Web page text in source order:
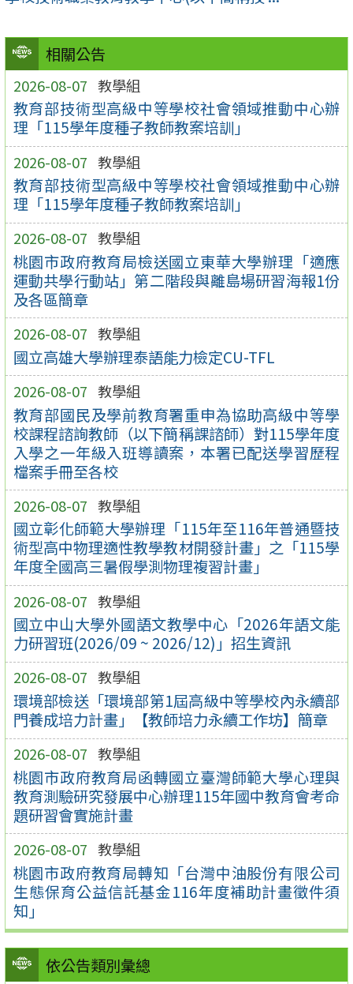
相關公告
2026-08-07 教學組
教育部技術型高級中等學校社會領域推動中心辦
理「115學年度種子教師教案培訓」
2026-08-07 教學組
教育部技術型高級中等學校社會領域推動中心辦
理「115學年度種子教師教案培訓」
2026-08-07 教學組
桃園市政府教育局檢送國立東華大學辦理「適應
運動共學行動站」第二階段與離島場研習海報1份
及各區簡章
2026-08-07 教學組
國立高雄大學辦理泰語能力檢定CU-TFL
2026-08-07 教學組
教育部國民及學前教育署重申為協助高級中等學
校課程諮詢教師（以下簡稱課諮師）對115學年度
入學之一年級入班導讀案，本署已配送學習歷程
檔案手冊至各校
2026-08-07 教學組
國立彰化師範大學辦理「115年至116年普通暨技
術型高中物理適性教學教材開發計畫」之「115學
年度全國高三暑假學測物理複習計畫」
2026-08-07 教學組
國立中山大學外國語文教學中心「2026年語文能
力研習班(2026/09 ~ 2026/12)」招生資訊
2026-08-07 教學組
環境部檢送「環境部第1屆高級中等學校內永續部
門養成培力計畫」【教師培力永續工作坊】簡章
2026-08-07 教學組
桃園市政府教育局函轉國立臺灣師範大學心理與
教育測驗研究發展中心辦理115年國中教育會考命
題研習會實施計畫
2026-08-07 教學組
桃園市政府教育局轉知「台灣中油股份有限公司
生態保育公益信託基金116年度補助計畫徵件須
知」
依公告類別彙總